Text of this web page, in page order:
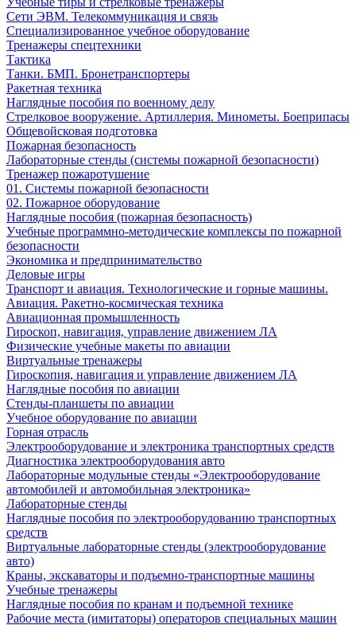
Сети ЭВМ. Телекоммуникация и связь
Специализированное учебное оборудование
Тренажеры спецтехники
Тактика
Танки. БМП. Бронетранспортеры
Ракетная техника
Наглядные пособия по военному делу
Стрелковое вооружение. Артиллерия. Минометы. Боеприпасы
Общевойсковая подготовка
Пожарная безопасность
Лабораторные стенды (системы пожарной безопасности)
Тренажер пожаротушение
01. Системы пожарной безопасности
02. Пожарное оборудование
Наглядные пособия (пожарная безопасность)
Учебные программно-методические комплексы по пожарной
безопасности
Экономика и предпринимательство
Деловые игры
Транспорт и авиация. Технологические и горные машины.
Авиация. Ракетно-космическая техника
Авиационная промышленность
Гироскоп, навигация, управление движением ЛА
Физические учебные макеты по авиации
Виртуальные тренажеры
Гироскопия, навигация и управление движением ЛА
Наглядные пособия по авиации
Стенды-планшеты по авиации
Учебное оборудование по авиации
Горная отрасль
Электрооборудование и электроника транспортных средств
Диагностика электрооборудования авто
Лабораторные модульные стенды «Электрооборудование
автомобилей и автомобильная электроника»
Лабораторные стенды
Наглядные пособия по электрооборудованию транспортных
средств
Виртуальные лабораторные стенды (электрооборудование
авто)
Краны, экскаваторы и подъемно-транспортные машины
Учебные тренажеры
Наглядные пособия по кранам и подъемной технике
Рабочие места (имитаторы) операторов специальных машин